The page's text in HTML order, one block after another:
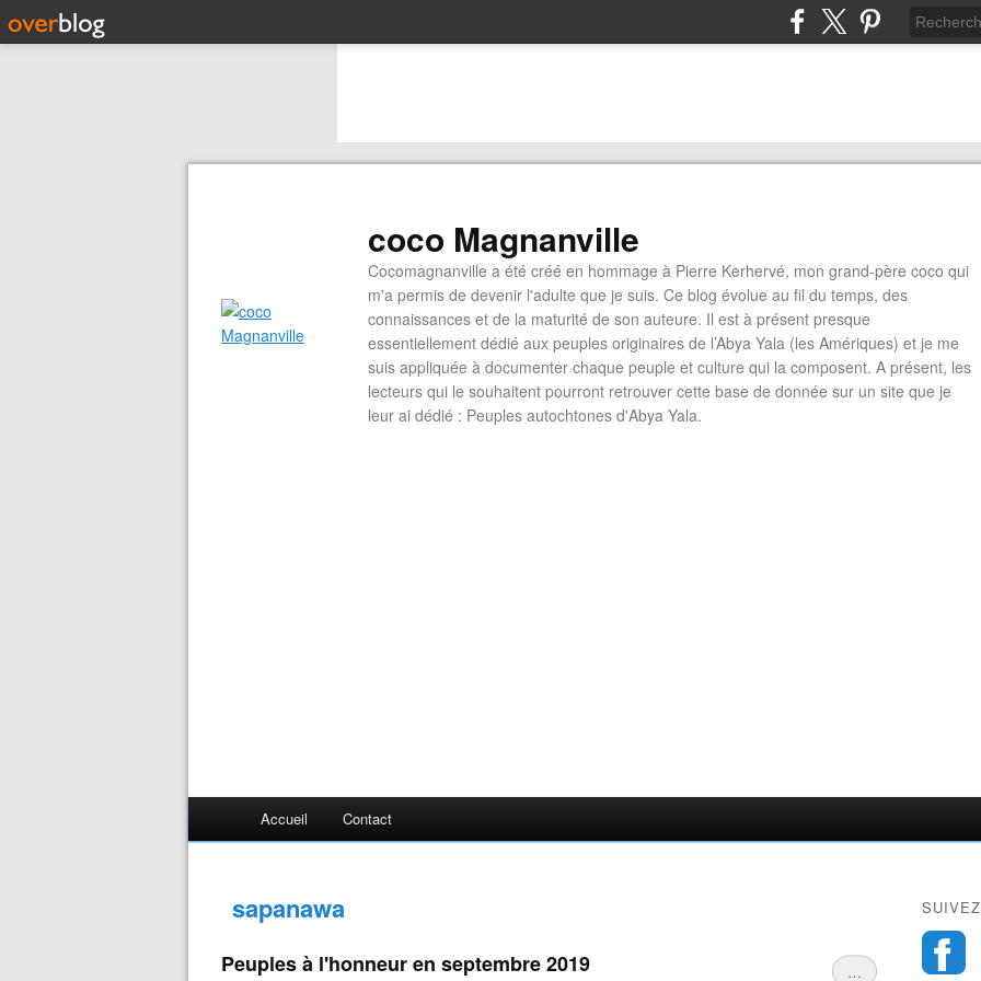
coco Magnanville
Cocomagnanville a été créé en hommage à Pierre Kerhervé, mon grand-père coco qui
m'a permis de devenir l'adulte que je suis. Ce blog évolue au fil du temps, des
connaissances et de la maturité de son auteure. Il est à présent presque
essentiellement dédié aux peuples originaires de l’Abya Yala (les Amériques) et je me
suis appliquée à documenter chaque peuple et culture qui la composent. A présent, les
lecteurs qui le souhaitent pourront retrouver cette base de donnée sur un site que je
leur ai dédié : Peuples autochtones d'Abya Yala.
Accueil Contact
sapanawa
…
Peuples à l'honneur en septembre 2019